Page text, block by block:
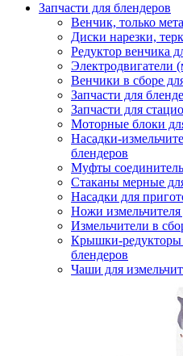
Запчасти для блендеров
Венчик, только
Диски нарезки,
Редуктор венчика
Электродвигатели
Венчики в сборе
Запчасти для
Запчасти для
Моторные блоки
Насадки-
блендеров
Муфты
Стаканы мерные
Насадки для
Ножи измельчителя
Измельчители в
Крышки-редукторы
блендеров
Чаши для